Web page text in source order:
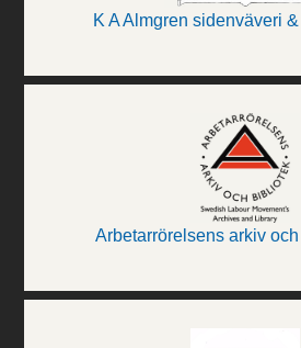
K A Almgren sidenväveri
Arbetarrörelsens arkiv